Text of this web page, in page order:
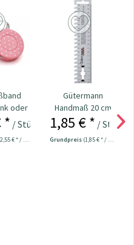
oder
* / Stück
€ * / 1 Stück)
Gütermann
Handmaß 20 cm
Nr. 705560
1,85 € * / Stück
Grundpreis (1,85 € * / 1 Stück)